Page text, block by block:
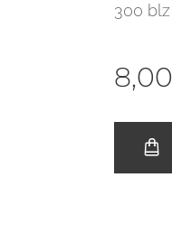
300 blz
8,00